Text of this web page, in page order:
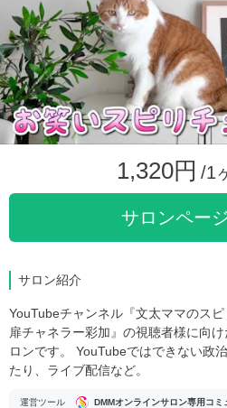
1,320円 /1
サロンペー
サロン紹介
YouTubeチャンネル『文太ママのス
扉チャネラー彩加』の視聴者様に向
ロンです。 YouTubeではできない政
たり、ライブ配信など。
運営ツール DMMオンラインサロン専用コミ